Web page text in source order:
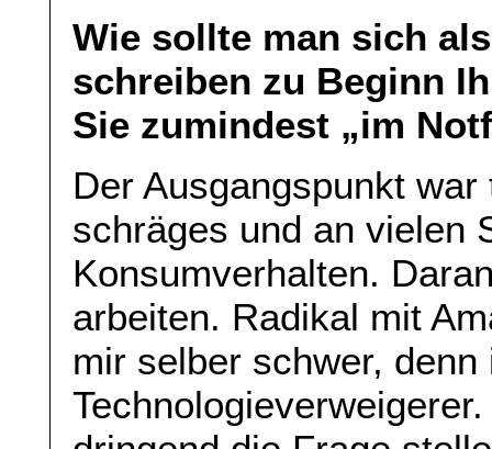
Wie sollte man sich
schreiben zu Beginn
Sie zumindest „im
Der Ausgangspunkt
schräges und an vielen
Konsumverhalten.
arbeiten. Radikal mit
mir selber schwer,